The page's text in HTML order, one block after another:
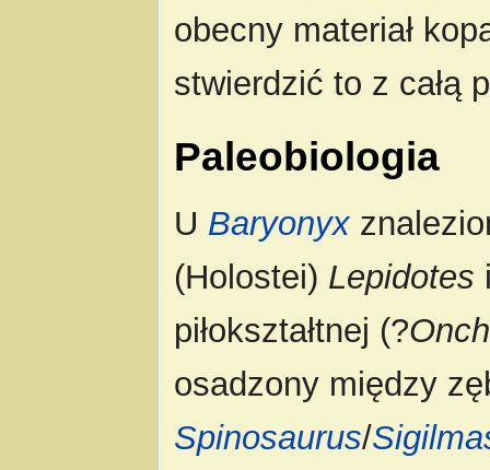
obecny materiał
stwierdzić to z całą
Paleobiologia
U Baryonyx
(Holostei) Lepidotes
piłokształtnej (?
osadzony między
Spinosaurus/